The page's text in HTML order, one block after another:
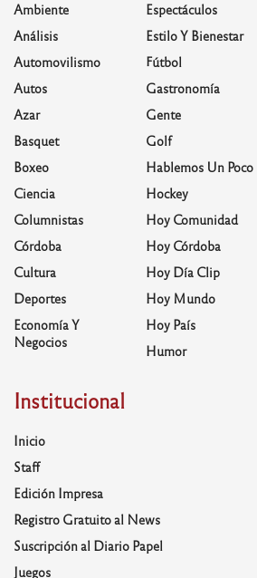
Ambiente
Análisis
Automovilismo
Autos
Azar
Basquet
Boxeo
Ciencia
Columnistas
Córdoba
Cultura
Deportes
Economía Y
Negocios
Espectáculos
Estilo Y Bienestar
Fútbol
Gastronomía
Gente
Golf
Hablemos Un Poco
Hockey
Hoy Comunidad
Hoy Córdoba
Hoy Día Clip
Hoy Mundo
Hoy País
Humor
Institucional
Inicio
Staff
Edición Impresa
Registro Gratuito al News
Suscripción al Diario Papel
Juegos